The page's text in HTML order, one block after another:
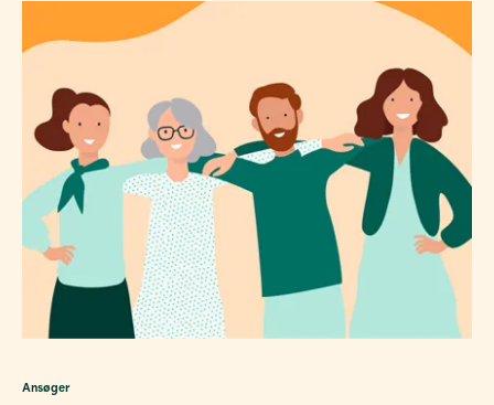
Ansøger